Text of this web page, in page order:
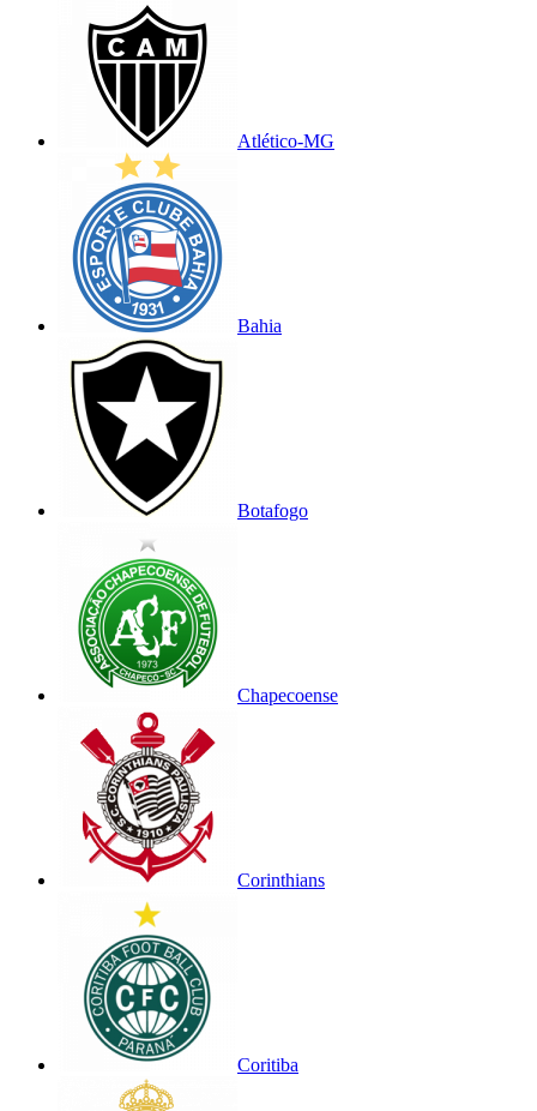
Atlético-MG
Bahia
Botafogo
Chapecoense
Corinthians
Coritiba